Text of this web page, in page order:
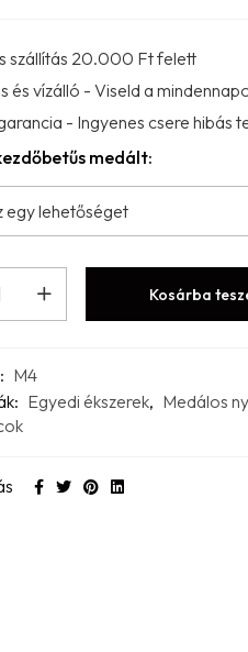
szállítás 20.000 Ft felett
és vízálló - Viseld a
- Ingyenes csere hibás
medált:
Kosárba
M4
Egyedi ékszerek, Medálos